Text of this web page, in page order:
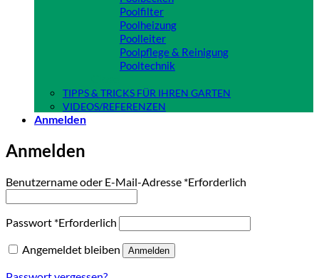
Poolfilter
Poolheizung
Poolleiter
Poolpflege & Reinigung
Pooltechnik
TIPPS & TRICKS FÜR IHREN GARTEN
VIDEOS/REFERENZEN
Anmelden
Anmelden
Benutzername oder E-Mail-Adresse *Erforderlich
Passwort *Erforderlich
Angemeldet bleiben
Anmelden